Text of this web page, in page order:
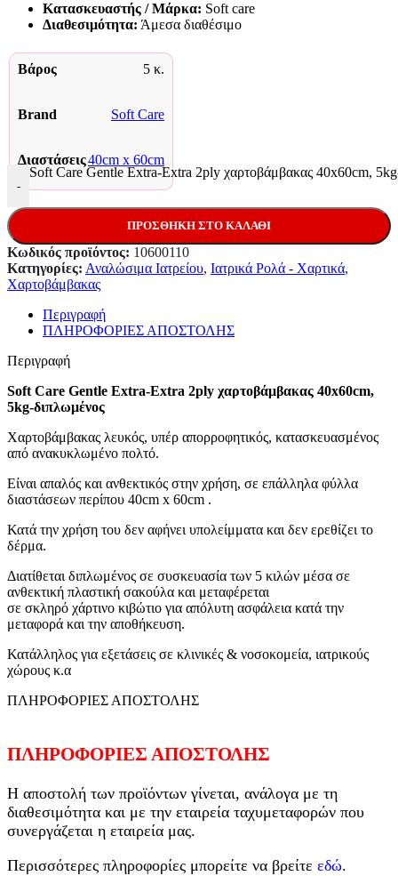
Κατασκευαστής / Μάρκα: Soft care
Διαθεσιμότητα: Άμεσα διαθέσιμο
Βάρος 5 κ.
Brand Soft Care
Διαστάσεις40cm x 60cm
-
Soft Care Gentle Extra-Extra 2ply χαρτοβάμβακας 40x60cm,
ΠΡΟΣΘΉΚΗ ΣΤΟ ΚΑΛΆΘΙ
Κωδικός προϊόντος: 10600110
Κατηγορίες: Αναλώσιμα Ιατρείου, Ιατρικά Ρολά - Χαρτικά,
Χαρτοβάμβακας
Περιγραφή
ΠΛΗΡΟΦΟΡΙΕΣ ΑΠΟΣΤΟΛΗΣ
Περιγραφή
Soft Care Gentle Extra-Extra 2ply χαρτοβάμβακας 40x60cm,
5kg-διπλωμένος
Χαρτοβάμβακας λευκός, υπέρ απορροφητικός, κατασκευασμένος
από ανακυκλωμένο πολτό.
Είναι απαλός και ανθεκτικός στην χρήση, σε επάλληλα φύλλα
διαστάσεων περίπου 40cm x 60cm .
Κατά την χρήση τoυ δεν αφήνει υπολείμματα και δεν ερεθίζει το
δέρμα.
Διατίθεται διπλωμένος σε συσκευασία των 5 κιλών μέσα σε
ανθεκτική πλαστική σακούλα και μεταφέρεται
σε σκληρό χάρτινο κιβώτιο για απόλυτη ασφάλεια κατά την
μεταφορά και την αποθήκευση.
Κατάλληλος για εξετάσεις σε κλινικές & νοσοκομεία, ιατρικούς
χώρους κ.α
ΠΛΗΡΟΦΟΡΙΕΣ ΑΠΟΣΤΟΛΗΣ
ΠΛΗΡΟΦΟΡΙΕΣ ΑΠΟΣΤΟΛΗΣ
Η αποστολή των προϊόντων γίνεται, ανάλογα με τη
διαθεσιμότητα και με την εταιρεία ταχυμεταφορών που
συνεργάζεται η εταιρεία μας.
Περισσότερες πληροφορίες μπορείτε να βρείτε εδώ.